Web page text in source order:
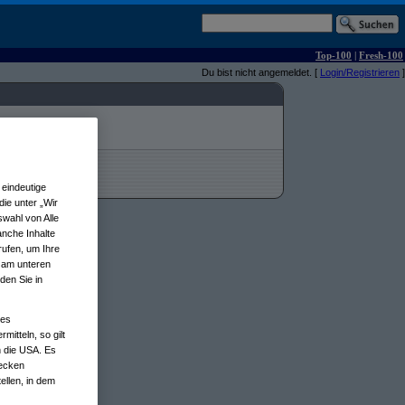
Top-100 | Fresh-100
Du bist nicht angemeldet. [ Login/Registrieren ]
unter „Wir
von Alle
Inhalte
um Ihre
unteren
Sie in
so gilt
die USA. Es
in dem